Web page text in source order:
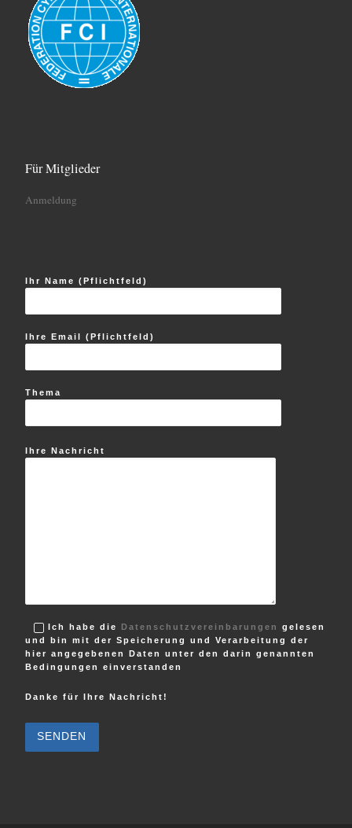
Für Mitglieder
Anmeldung
Ihr Name (Pflichtfeld)
Ihre Email (Pflichtfeld)
Thema
Ihre Nachricht
Ich habe die Datenschutzvereinbarungen
gelesen
und bin mit der Speicherung und Verarbeitung der
hier angegebenen Daten unter den darin genannten
Bedingungen einverstanden
Danke für Ihre Nachricht!
e